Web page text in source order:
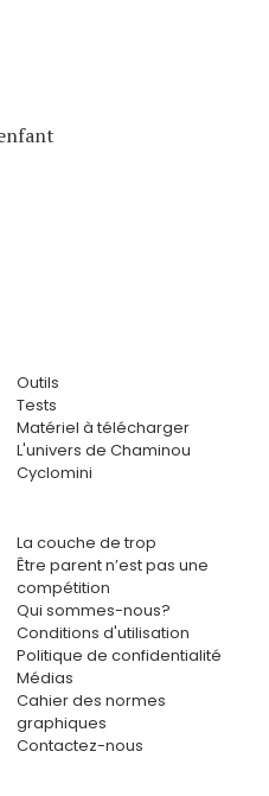
Outils
Tests
Matériel à télécharger
L'univers de Chaminou
Cyclomini
La couche de trop
Être parent n’est pas une
compétition
Qui sommes-nous?
Conditions d'utilisation
Politique de confidentialité
Médias
Cahier des normes
graphiques
Contactez-nous